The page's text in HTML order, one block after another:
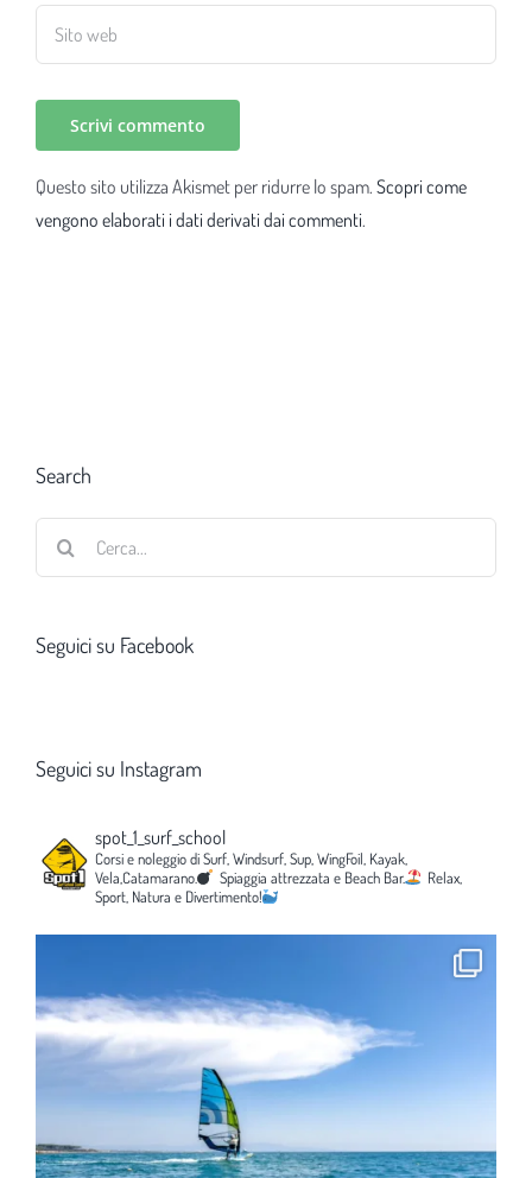
Questo sito utilizza Akismet per ridurre lo spam. Scopri come
vengono elaborati i dati derivati dai commenti.
Search
Seguici su Facebook
Seguici su Instagram
spot_1_surf_school
Corsi e noleggio di Surf, Windsurf, Sup, WingFoil, Kayak,
Vela,Catamarano.
Spiaggia attrezzata e Beach Bar.
Relax,
Sport, Natura e Divertimento!